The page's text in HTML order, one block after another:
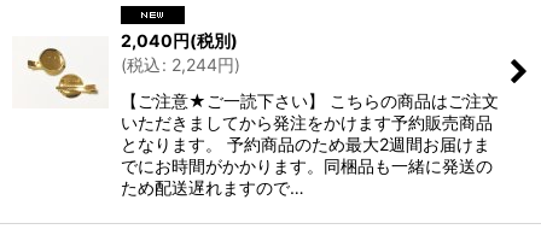
2,040円(税別)
(税込: 2,244円)
【ご注意★ご一読下さい】 こちらの商品はご注文
いただきましてから発注をかけます予約販売商品
となります。 予約商品のため最大2週間お届けま
でにお時間がかかります。同梱品も一緒に発送の
ため配送遅れますので…